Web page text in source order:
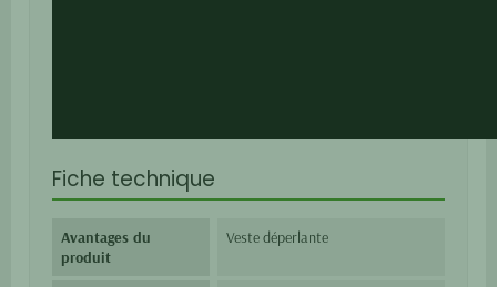
Fiche technique
Avantages du
produit
Veste déperlante